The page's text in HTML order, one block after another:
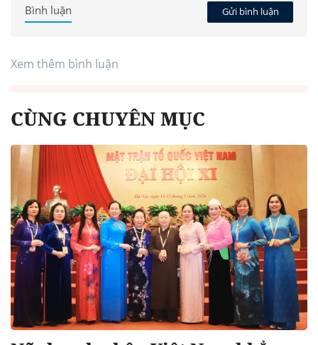
Gửi bình luận
Bình luận
Xem thêm bình luận
CÙNG CHUYÊN MỤC